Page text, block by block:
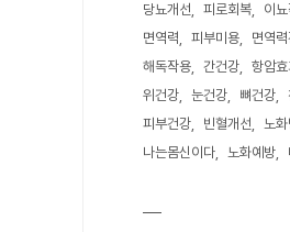
당뇨개선
피로회복 이
면역력
피부미용 면역
해독작용
간건강 항암
위건강
눈건강 뼈건강
피부건강
빈혈개선
노화
나는몸신이다
노화예방